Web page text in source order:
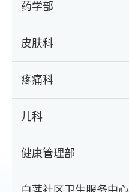
药学部
皮肤科
疼痛科
儿科
健康管理部